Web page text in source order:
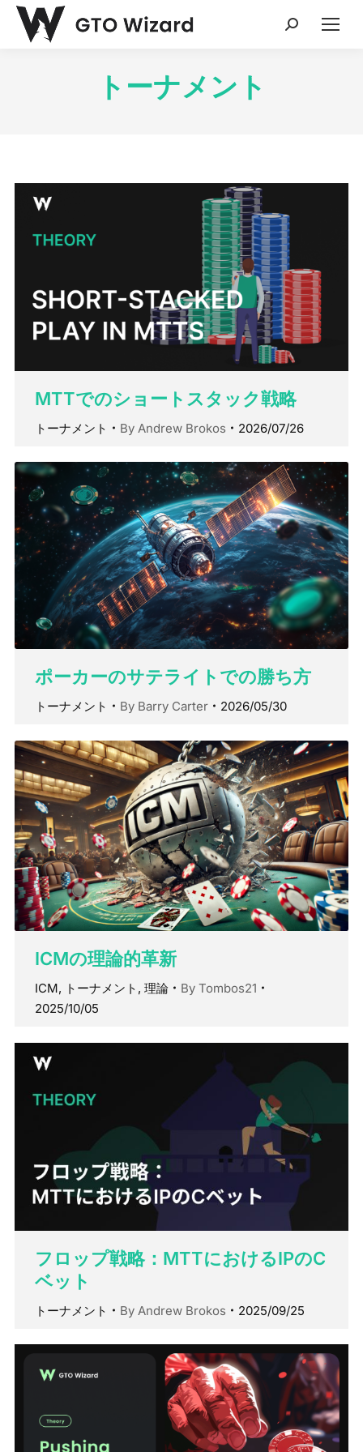
Search:
トーナメント
MTTでのショートスタック戦略
トーナメント By Andrew Brokos 2026/07/26
ポーカーのサテライトでの勝ち方
トーナメント By Barry Carter 2026/05/30
ICMの理論的革新
ICM, トーナメント , 理論 By Tombos21
2025/10/05
フロップ戦略：MTTにおけるIPのC
ベット
トーナメント By Andrew Brokos 2025/09/25